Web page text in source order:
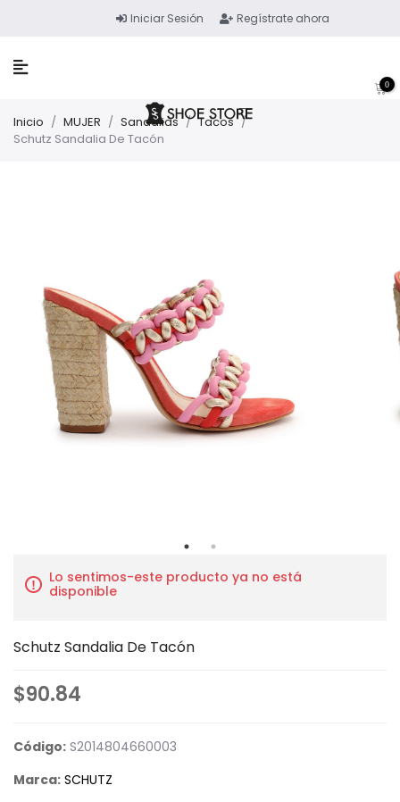
Iniciar Sesión Regístrate ahora
0
Inicio / MUJER / Sandalias / Tacos /
Schutz Sandalia De Tacón
Lo sentimos-este producto ya no está
disponible
Schutz Sandalia De Tacón
$90.84
Código: S2014804660003
Marca: SCHUTZ